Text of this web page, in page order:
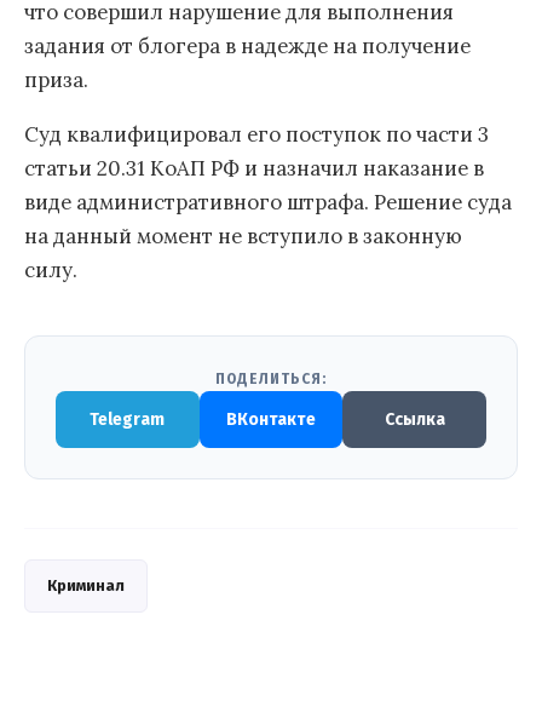
что совершил нарушение для выполнения
задания от блогера в надежде на получение
приза.
Суд квалифицировал его поступок по части 3
статьи 20.31 КоАП РФ и назначил наказание в
виде административного штрафа. Решение суда
на данный момент не вступило в законную
силу.
ПОДЕЛИТЬСЯ:
Telegram ВКонтакте Ссылка
Криминал